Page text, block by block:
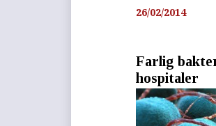
26/02/2014
Farlig
hospitaler